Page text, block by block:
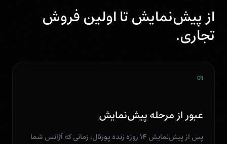
از پیش‌نمایش تا اولین فروش
تجاری.
01
عبور از مرحله پیش‌نمایش
پس از پیش‌نمایش ۱۴ روزه زنده پورتال، زمانی که آژانس شما